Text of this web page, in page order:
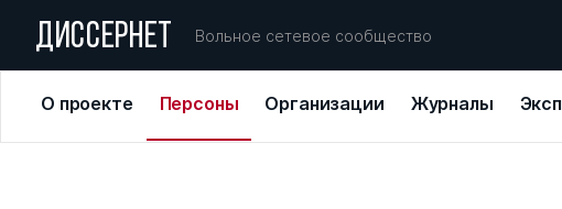
ДИССЕРНЕТ Вольное сетевое сообщество
О проекте Персоны Организации Журналы